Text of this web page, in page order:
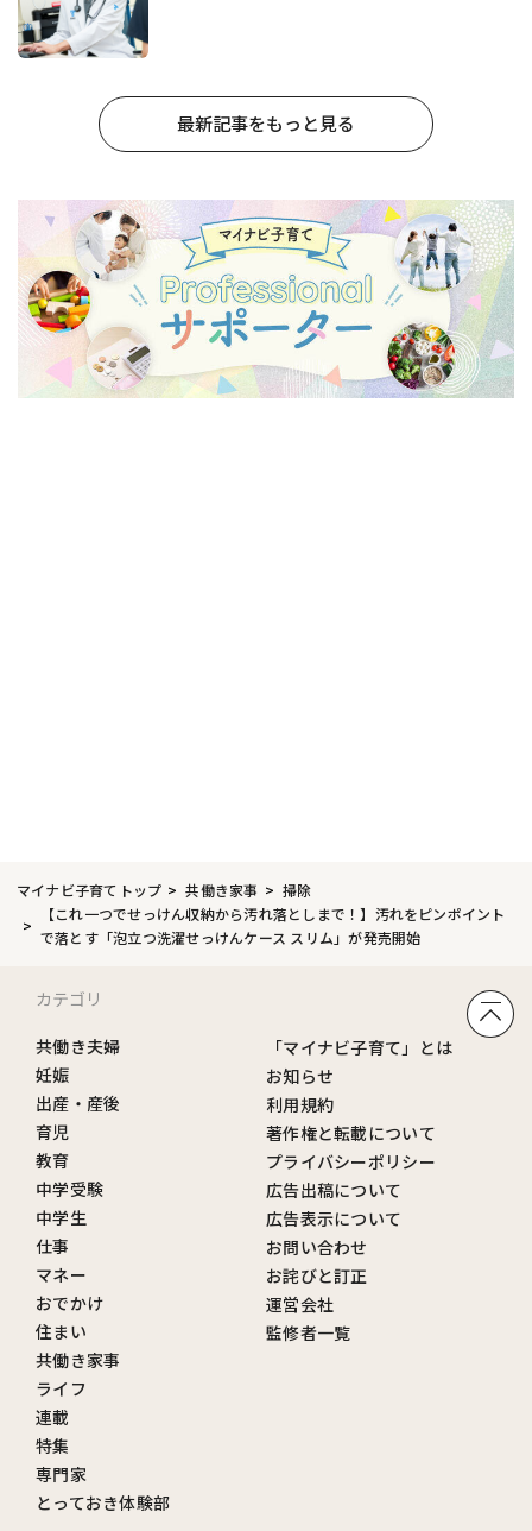
最新記事をもっと見る
マイナビ子育てトップ 共働き家事
掃除
【これ一つでせっけん収納から汚れ落としまで！】汚れをピンポイント
で落とす「泡立つ洗濯せっけんケース スリム」が発売開始
カテゴリ
共働き夫婦
妊娠
出産・産後
育児
教育
中学受験
中学生
仕事
マネー
おでかけ
住まい
共働き家事
ライフ
連載
特集
専門家
とっておき体験部
「マイナビ子育て」とは
お知らせ
利用規約
著作権と転載について
プライバシーポリシー
広告出稿について
広告表示について
お問い合わせ
お詫びと訂正
運営会社
監修者一覧